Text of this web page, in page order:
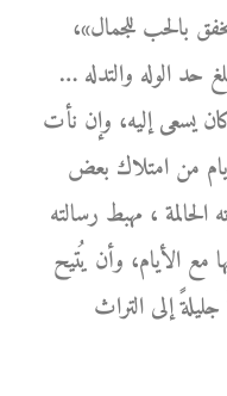
بالحب للجمال»،
حد الوله والتدله …
يسعى إليه، وإن نأت
من امتلاك بعض
، مهبط رسالته
مع الأيام، وأن يُتيح
إلى التراث